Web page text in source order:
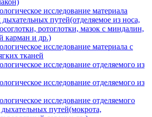
исследование материала
путей(отделяемое из носа,
ротоглотки, мазок с миндалин,
карман и др.)
исследование материала с
тканей
исследование отделяемого из
исследование отделяемого из
исследование отделяемого
путей(мокрота,